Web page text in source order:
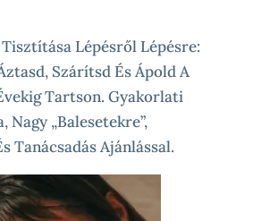
Lépésről Lépésre:
Szárítsd És Ápold A
Tartson. Gyakorlati
Nagy „balesetekre”,
Tanácsadás Ajánlással.